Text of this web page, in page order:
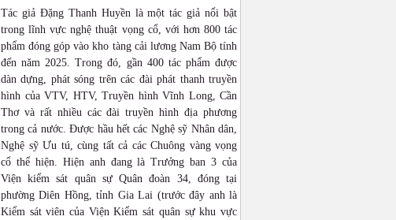
Tác giả Đặng Thanh Huyền là một tác giả nổi bật
trong lĩnh vực nghệ thuật vọng cổ, với hơn 800 tác
phẩm đóng góp vào kho tàng cải lương Nam Bộ tính
đến năm 2025. Trong đó, gần 400 tác phẩm được
dàn dựng, phát sóng trên các đài phát thanh truyền
hình của VTV, HTV, Truyền hình Vĩnh Long, Cần
Thơ và rất nhiều các đài truyền hình địa phương
trong cả nước. Được hầu hết các Nghệ sỹ Nhân dân,
Nghệ sỹ Ưu tú, cùng tất cả các Chuông vàng vọng
cổ thể hiện. Hiện anh đang là Trưởng ban 3 của
Viện kiểm sát quân sự Quân đoàn 34, đóng tại
phường Diên Hồng, tỉnh Gia Lai (trước đây anh là
Kiểm sát viên của Viện Kiểm sát quân sự khu vực